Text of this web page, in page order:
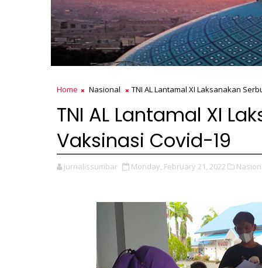
Home Nasional TNI AL Lantamal XI Laksanakan
TNI AL Lantamal XI
Vaksinasi Covid-19
jurnalissumbar Monday, February 21, 2022